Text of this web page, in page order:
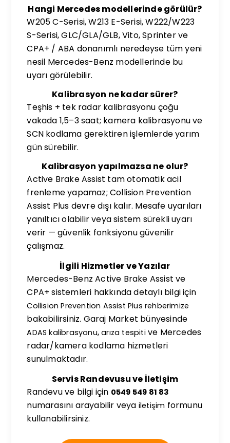
Hangi Mercedes modellerinde görülür?
W205 C-Serisi, W213 E-Serisi, W222/W223
S-Serisi, GLC/GLA/GLB, Vito, Sprinter ve
CPA+ / ABA donanımlı neredeyse tüm yeni
nesil Mercedes-Benz modellerinde bu
uyarı görülebilir.
Kalibrasyon ne kadar sürer?
Teşhis + tek radar kalibrasyonu çoğu
vakada 1,5–3 saat; kamera kalibrasyonu ve
SCN kodlama gerektiren işlemlerde yarım
gün sürebilir.
Kalibrasyon yapılmazsa ne olur?
Active Brake Assist tam otomatik acil
frenleme yapamaz; Collision Prevention
Assist Plus devre dışı kalır. Mesafe uyarıları
yanıltıcı olabilir veya sistem sürekli uyarı
verir — güvenlik fonksiyonu güvenilir
çalışmaz.
İlgili Hizmetler ve Yazılar
Mercedes-Benz Active Brake Assist ve
CPA+ sistemleri hakkında detaylı bilgi için
Collision Prevention Assist Plus rehberimize
bakabilirsiniz. Garaj Market bünyesinde
ADAS kalibrasyonu,arıza tespiti ve Mercedes
radar/kamera kodlama hizmetleri
sunulmaktadır.
Servis Randevusu ve İletişim
Randevu ve bilgi için 0549 549 81 83
numarasını arayabilir veya iletişim formunu
kullanabilirsiniz.